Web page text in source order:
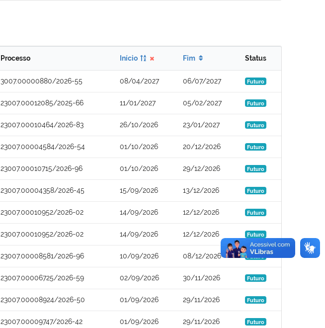
Processo Início Fim Status
3007.00000880/2026-55 08/04/2027 06/07/2027 Futuro
23007.00012085/2025-66 11/01/2027 05/02/2027 Futuro
23007.00010464/2026-83 26/10/2026 23/01/2027 Futuro
23007.00004584/2026-54 01/10/2026 20/12/2026 Futuro
23007.00010715/2026-96 01/10/2026 29/12/2026 Futuro
23007.00004358/2026-45 15/09/2026 13/12/2026 Futuro
23007.00010952/2026-02 14/09/2026 12/12/2026 Futuro
23007.00010952/2026-02 14/09/2026 12/12/2026 Futuro
23007.00008581/2026-96 10/09/2026 08/12/2026 Futuro
23007.00006725/2026-59 02/09/2026 30/11/2026 Futuro
23007.00008924/2026-50 01/09/2026 29/11/2026 Futuro
23007.00009747/2026-42 01/09/2026 29/11/2026 Futuro